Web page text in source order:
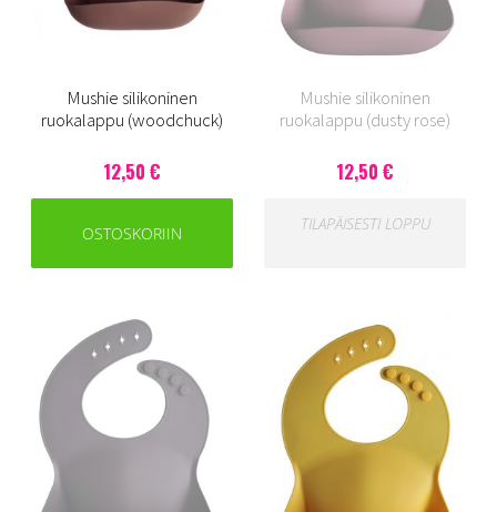
Mushie silikoninen
ruokalappu (woodchuck)
12,50 €
OSTOSKORIIN
Mushie silikoninen
ruokalappu (dusty rose)
12,50 €
TILAPÄISESTI LOPPU